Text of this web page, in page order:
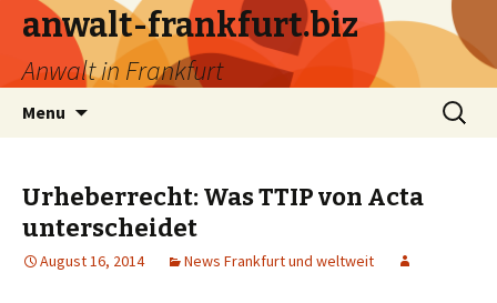
anwalt-frankfurt.biz
Anwalt in Frankfurt
Menu
Search
for:
Urheberrecht: Was TTIP von Acta
unterscheidet
August 16, 2014 News Frankfurt und weltweit